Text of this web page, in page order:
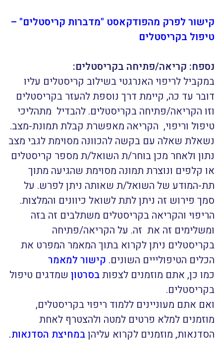
קישור לפרק מהפודקאסט "מדברות קריסטלים" –
טיפול בקריסטלים
נספח: קריאה/פתיחה בקריסטלים:
במקביל לריפוי האנרגטי בשילוב קריסטלים עליו
דובר עד כה, קיימת דרך נוספת להעזר בקריסטלים
וזו הקריאה/פתיחה בקריסטלים. להבדיל מתהליכי
טיפול וריפוי, הקריאה מאפשרת קבלת תמונת-מצב.
נשאלת שאלה עם בקשה להכוונה מסוימת לגבי מצב
נתון ולאחר מכן בוחר/ת השואל/ת מספר קריסטלים
או קלפים ונוצרת תמונה מסוימת שהגיעה מתוך
תת-המודע של השואל/ת שאותה ניתן לפרש. על
סמך פירוש זה ניתן לתת לשואל כיוונים והמלצות.
הריפוי והקריאה בקריסטלים משתלבים זה בזה
ומשלימים זה את זה. על הקריאה/פתיחה
בקריסטלים ניתן לקרוא בתוך המאמר המפרט את
הכלים הטיפולייים השונים. קישור למאמר
כמו כן, אתם מוזמנים לצפותבסרטון שמדגים טיפול
בקריסטלים.
ואם אתם מעוניינים ללמוד ריפוי בקריסטלים,
מוזמנים למלא פרטים למטה ולהצטרף לאחת
הסדנאות, מוזמנים לקרוא עליהןבמחיצת הסדנאות.